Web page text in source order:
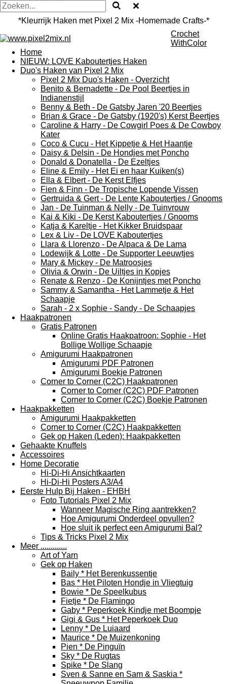
*Kleurrijk Haken met Pixel 2 Mix -Homemade Crafts-*
Crochet
WithColor
Home
NIEUW: LOVE Kaboutertjes Haken
Duo's Haken van Pixel 2 Mix
Pixel 2 Mix Duo's Haken - Overzicht
Benito & Bernadette - De Pool Beertjes in
Indianenstijl
Benny & Beth - De Gatsby Jaren '20 Beertjes
Brian & Grace - De Gatsby (1920's) Kerst Beertjes
Caroline & Harry - De Cowgirl Poes & De Cowboy
Kater
Coco & Cucu - Het Kippetje & Het Haantje
Daisy & Delsin - De Hondjes met Poncho
Donald & Donatella - De Ezeltjes
Eline & Emily - Het Ei en haar Kuiken(s)
Ella & Elbert - De Kerst Elfjes
Fien & Finn - De Tropische Lopende Vissen
Gertruida & Gert - De Lente Kaboutertjes / Gnooms
Jan - De Tuinman & Nelly - De Tuinvrouw
Kai & Kiki - De Kerst Kaboutertjes / Gnooms
Katja & Kareltje - Het Kikker Bruidspaar
Lex & Liv - De LOVE Kaboutertjes
Llara & Llorenzo - De Alpaca & De Lama
Lodewijk & Lotte - De Supporter Leeuwtjes
Mary & Mickey - De Matroosjes
Olivia & Orwin - De Uiltjes in Kopjes
Renate & Renzo - De Konijntjes met Poncho
Sammy & Samantha - Het Lammetje & Het
Schaapje
Sarah - 2 x Sophie - Sandy - De Schaapjes
Haakpatronen
Gratis Patronen
Online Gratis Haakpatroon: Sophie - Het
Bollige Wollige Schaapje
Amigurumi Haakpatronen
Amigurumi PDF Patronen
Amigurumi Boekje Patronen
Corner to Corner (C2C) Haakpatronen
Corner to Corner (C2C) PDF Patronen
Corner to Corner (C2C) Boekje Patronen
Haakpakketten
Amigurumi Haakpakketten
Corner to Corner (C2C) Haakpakketten
Gek op Haken (Leden): Haakpakketten
Gehaakte Knuffels
Accessoires
Home Decoratie
Hi-Di-Hi Ansichtkaarten
Hi-Di-Hi Posters A3/A4
Eerste Hulp Bij Haken - EHBH
Foto Tutorials Pixel 2 Mix
Wanneer Magische Ring aantrekken?
Hoe Amigurumi Onderdeel opvullen?
Hoe sluit ik perfect een Amigurumi Bal?
Tips & Tricks Pixel 2 Mix
Meer .............
Art of Yarn
Gek op Haken
Baily * Het Berenkussentje
Bas * Het Piloten Hondje in Vliegtuig
Bowie * De Speelkubus
Fietje * De Flamingo
Gaby * Peperkoek Kindje met Boompje
Gigi & Gus * Het Peperkoek Duo
Lenny * De Luiaard
Maurice * De Muizenkoning
Pien * De Pinguïn
Sky * De Rugtas
Spike * De Slang
Sven & Sanne en Sam & Saskia *